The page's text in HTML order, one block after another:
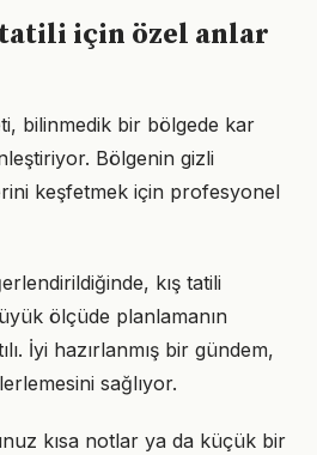
için özel anlar
bilinmedik bir bölgede kar
Bölgenin gizli
keşfetmek için profesyonel
kış tatili
ölçüde planlamanın
İyi hazırlanmış bir gündem,
sağlıyor.
kısa notlar ya da küçük bir